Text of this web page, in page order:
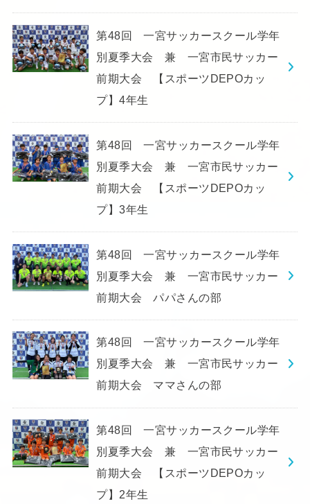
第48回 一宮サッカースクール学年
別夏季大会 兼 一宮市民サッカー
前期大会 【スポーツDEPOカッ
プ】4年生
第48回 一宮サッカースクール学年
別夏季大会 兼 一宮市民サッカー
前期大会 【スポーツDEPOカッ
プ】3年生
第48回 一宮サッカースクール学年
別夏季大会 兼 一宮市民サッカー
前期大会 パパさんの部
第48回 一宮サッカースクール学年
別夏季大会 兼 一宮市民サッカー
前期大会 ママさんの部
第48回 一宮サッカースクール学年
別夏季大会 兼 一宮市民サッカー
前期大会 【スポーツDEPOカッ
プ】2年生